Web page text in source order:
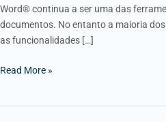
Word® continua a ser uma das
documentos. No entanto a maioria
as funcionalidades […]
Read More »